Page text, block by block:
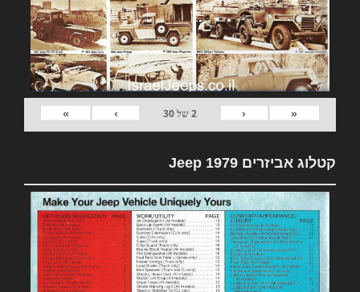
«
‹
2של30
›
»
קטלוג אביזרים 1979 Jeep